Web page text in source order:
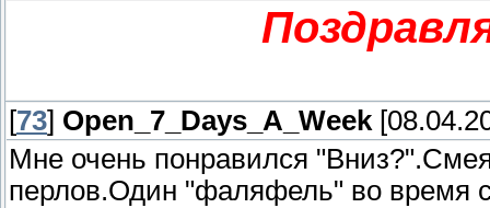
[73] Open_7_Days_A_Week
Мне очень понравился
перлов.Один "фаляфель" во время